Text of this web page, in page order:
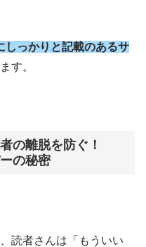
しっかりと記載のあるサ
す。
の離脱を防ぐ！
の秘密
読者さんは「もういい